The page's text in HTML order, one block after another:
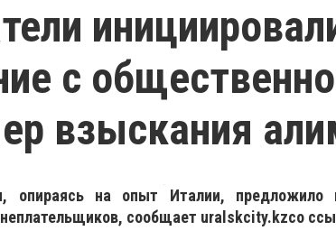
с
взыскания
опираясь на опыт Италии, предложило
сообщает uralskcity.kzсо